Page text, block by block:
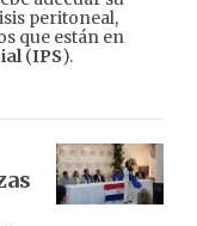
peritoneal,
que están en
(IPS).